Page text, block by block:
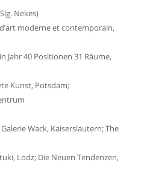
Nekes)
moderne et contemporain,
Jahr 40 Positionen 31 Räume,
Kunst, Potsdam;
Wack, Kaiserslautern;The
Lodz; Die Neuen Tendenzen,